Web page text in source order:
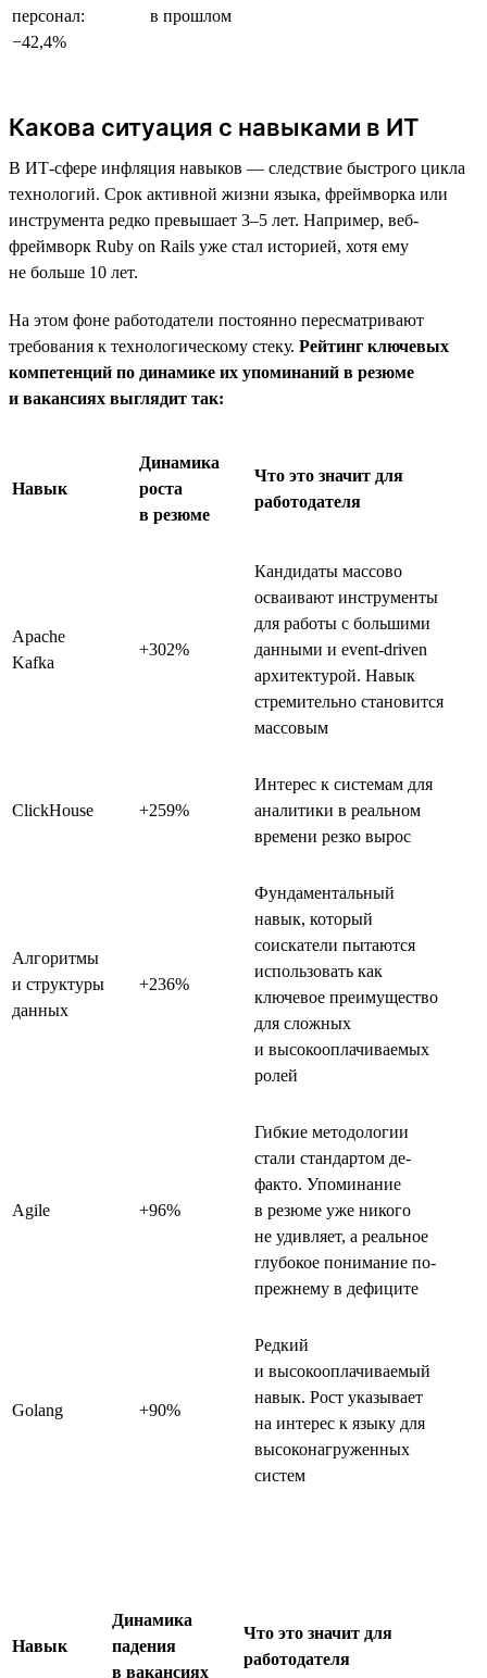
персонал:
−42,4%
в прошлом
Какова ситуация с навыками в ИТ
В ИТ-сфере инфляция навыков — следствие быстрого цикла
технологий. Срок активной жизни языка, фреймворка или
инструмента редко превышает 3–5 лет. Например, веб-
фреймворк Ruby on Rails уже стал историей, хотя ему
не больше 10 лет.
На этом фоне работодатели постоянно пересматривают
требования к технологическому стеку. Рейтинг ключевых
компетенций по динамике их упоминаний в резюме
и вакансиях выглядит так:
Навык
Динамика
роста
в резюме
Что это значит для
работодателя
Apache
Kafka
+302%
Кандидаты массово
осваивают инструменты
для работы с большими
данными и event-driven
архитектурой. Навык
стремительно становится
массовым
ClickHouse +259%
Интерес к системам для
аналитики в реальном
времени резко вырос
Алгоритмы
и структуры
данных
+236%
Фундаментальный
навык, который
соискатели пытаются
использовать как
ключевое преимущество
для сложных
и высокооплачиваемых
ролей
Agile +96%
Гибкие методологии
стали стандартом де-
факто. Упоминание
в резюме уже никого
не удивляет, а реальное
глубокое понимание по-
прежнему в дефиците
Golang +90%
Редкий
и высокооплачиваемый
навык. Рост указывает
на интерес к языку для
высоконагруженных
систем
Навык
Динамика
падения
в вакансиях
Что это значит для
работодателя